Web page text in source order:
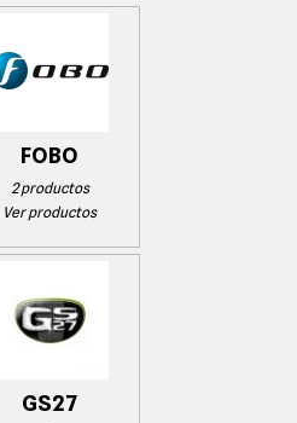
FOBO
2 productos
Ver productos
GS27